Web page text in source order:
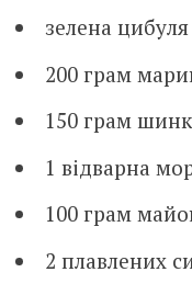
зелена цибуля
200 грам
150 грам
1 відварна
100 грам
2 плавлених